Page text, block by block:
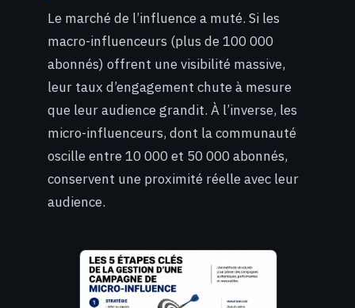
Le marché de l’influence a muté. Si les
macro-influenceurs (plus de 100 000
abonnés) offrent une visibilité massive,
leur taux d’engagement chute à mesure
que leur audience grandit. À l’inverse, les
micro-influenceurs, dont la communauté
oscille entre 10 000 et 50 000 abonnés,
conservent une proximité réelle avec leur
audience.